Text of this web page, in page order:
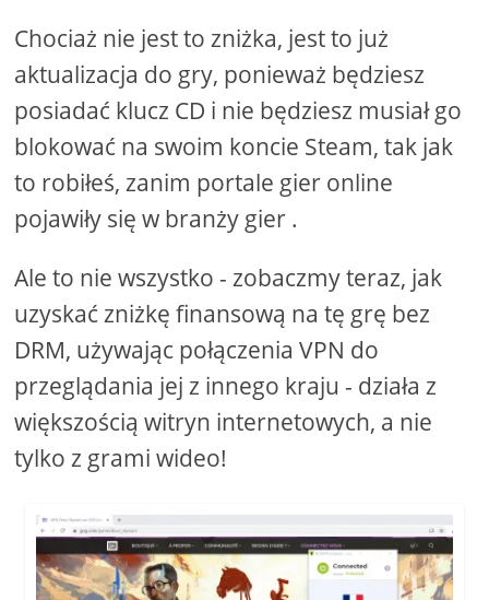
Chociaż nie jest to zniżka, jest to już
aktualizacja do gry, ponieważ będziesz
posiadać klucz CD i nie będziesz musiał go
blokować na swoim koncie Steam, tak jak
to robiłeś, zanim portale gier online
pojawiły się w branży gier .
Ale to nie wszystko - zobaczmy teraz, jak
uzyskać zniżkę finansową na tę grę bez
DRM, używając połączenia VPN do
przeglądania jej z innego kraju - działa z
większością witryn internetowych, a nie
tylko z grami wideo!